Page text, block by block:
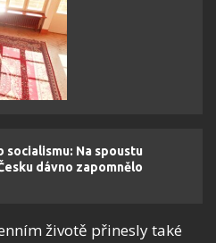
Na spoustu
dávno zapomnělo
životě přinesly také